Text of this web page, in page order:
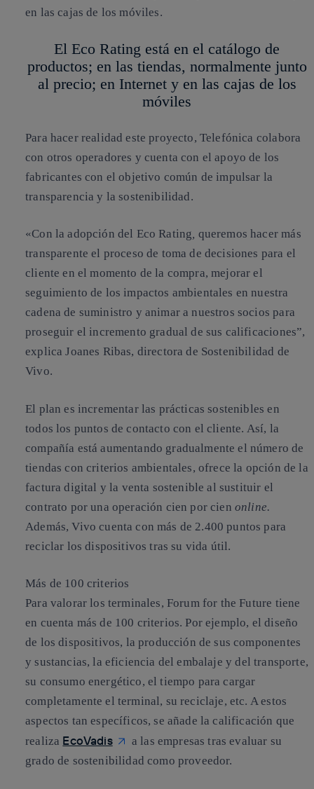
en las cajas de los móviles.
ElEco Rating está en el catálogo de
productos; en las tiendas, normalmente junto
al precio; en Internet y en las cajas de los
móviles
Para hacer realidad este proyecto, Telefónica colabora
con otros operadores y cuenta con el apoyo de los
fabricantes con el objetivo común de impulsar la
transparencia y la sostenibilidad.
«Con la adopción del Eco Rating, queremos hacer más
transparente el proceso de toma de decisiones para el
cliente en el momento de la compra, mejorar el
seguimiento de losimpactos ambientales en nuestra
cadena de suministro y animar a nuestros socios para
proseguir el incremento gradual de sus calificaciones”,
explica Joanes Ribas, directora de Sostenibilidad de
Vivo.
El plan es incrementar las prácticas sostenibles en
todos los puntos de contacto con el cliente. Así, la
compañía está aumentando gradualmente el número de
tiendas con criterios ambientales, ofrece la opción de la
factura digital y la venta sostenible al sustituir el
contrato por una operación cien por cien online.
Además, Vivo cuenta con más de 2.400 puntos para
reciclar los dispositivos tras su vida útil.
Más de 100 criterios
Para valorar los terminales, Forum for the Future tiene
en cuenta más de 100 criterios. Por ejemplo, el diseño
de los dispositivos, la producción de sus componentes
y sustancias, la eficiencia delembalaje y del transporte,
su consumo energético, el tiempo para cargar
completamente el terminal, sureciclaje, etc. A estos
aspectos tan específicos, se añade la calificación que
realiza EcoVadis
a las empresas tras evaluar su
grado de sostenibilidad como proveedor.